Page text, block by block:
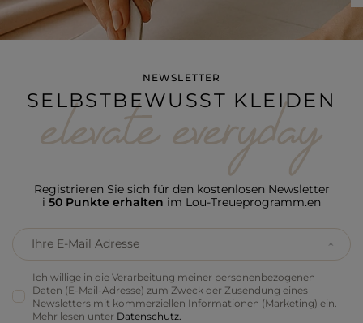
NEWSLETTER
SELBSTBEWUSST KLEIDEN
Registrieren Sie sich für den kostenlosen Newsletter
i 50 Punkte erhalten im Lou-Treueprogramm.en
Ihre E-Mail Adresse
Ich willige in die Verarbeitung meiner personenbezogenen
Daten (E-Mail-Adresse) zum Zweck der Zusendung eines
Newsletters mit kommerziellen Informationen (Marketing) ein.
Mehr lesen unter Datenschutz.